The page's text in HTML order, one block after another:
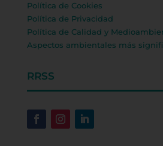
Política de Cookies
Política de Privacidad
Política de Calidad y
Aspectos ambientales más
RRSS